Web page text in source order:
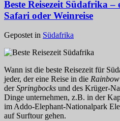
Beste Reisezeit Südafrika
Safari oder Weinreise
Gepostet in Südafrika
Wann ist die beste Reisezeit für
jeder, der eine Reise in die
derSpringbocks und des Krüger-
Dinge unternehmen, z.B. in der
im Addo-Elephant-Nationalpark
auf Surftour gehen.